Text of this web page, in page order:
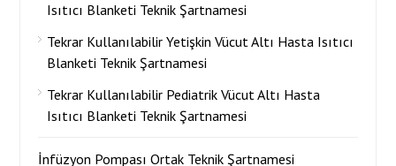
Isıtıcı Blanketi Teknik Şartnamesi
Tekrar Kullanılabilir Yetişkin Vücut Altı Hasta Isıtıcı
Blanketi Teknik Şartnamesi
Tekrar Kullanılabilir Pediatrik Vücut Altı Hasta
Isıtıcı Blanketi Teknik Şartnamesi
İnfüzyon Pompası Ortak Teknik Şartnamesi